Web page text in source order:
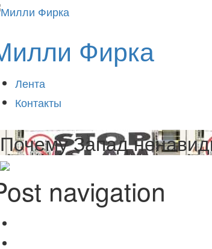
Фирка
Лента
Контакты
Почему Запад
navigation